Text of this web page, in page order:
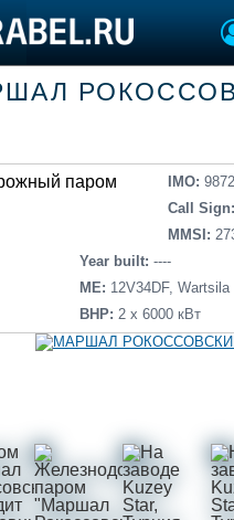
Материалы
и семинары
Флот
Галерея
паром IMO:
Call Sign:
MMSI:
Year built: ----
ME: 12V34DF, Wartsila
BHP: 2 х 6000 кВт